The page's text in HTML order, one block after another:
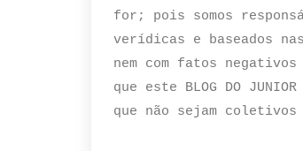
for; pois somos
verídicas e baseados
nem com fatos
que este BLOG DO
que não sejam